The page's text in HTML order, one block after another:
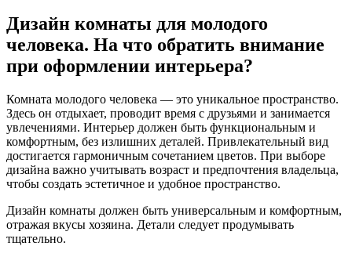
Дизайн комнаты для молодого
человека. На что обратить внимание
при оформлении интерьера?
Комната молодого человека — это уникальное пространство.
Здесь он отдыхает, проводит время с друзьями и занимается
увлечениями. Интерьер должен быть функциональным и
комфортным, без излишних деталей. Привлекательный вид
достигается гармоничным сочетанием цветов. При выборе
дизайна важно учитывать возраст и предпочтения владельца,
чтобы создать эстетичное и удобное пространство.
Дизайн комнаты должен быть универсальным и комфортным,
отражая вкусы хозяина. Детали следует продумывать
тщательно.